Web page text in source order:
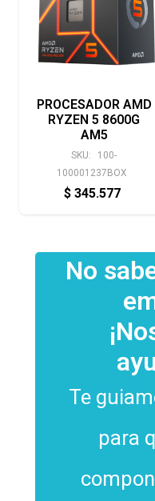
PROCESADOR AMD
RYZEN 5 8600G
AM5
SKU:
100-
100001237BOX
$ 345.577
No
Te
para